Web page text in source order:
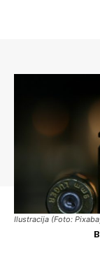
Ilustracija (Foto: